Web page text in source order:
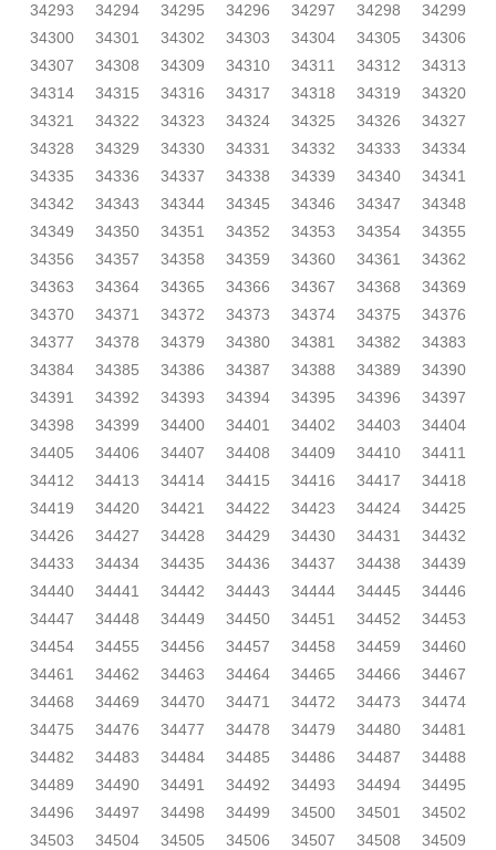
34293
34294 34295 34296 34297 34298
34299
34300
34301 34302 34303 34304 34305
34306
34307
34308 34309 34310 34311 34312
34313
34314
34315 34316 34317 34318 34319
34320
34321
34322 34323 34324 34325 34326
34327
34328
34329 34330 34331 34332 34333
34334
34335
34336 34337 34338 34339 34340
34341
34342
34343 34344 34345 34346 34347
34348
34349
34350 34351 34352 34353 34354
34355
34356
34357 34358 34359 34360 34361
34362
34363
34364 34365 34366 34367 34368
34369
34370
34371 34372 34373 34374 34375
34376
34377
34378 34379 34380 34381 34382
34383
34384
34385 34386 34387 34388 34389
34390
34391
34392 34393 34394 34395 34396
34397
34398
34399 34400 34401 34402 34403
34404
34405
34406 34407 34408 34409 34410
34411
34412
34413 34414 34415 34416 34417
34418
34419
34420 34421 34422 34423 34424
34425
34426
34427 34428 34429 34430 34431
34432
34433
34434 34435 34436 34437 34438
34439
34440
34441 34442 34443 34444 34445
34446
34447
34448 34449 34450 34451 34452
34453
34454
34455 34456 34457 34458 34459
34460
34461
34462 34463 34464 34465 34466
34467
34468
34469 34470 34471 34472 34473
34474
34475
34476 34477 34478 34479 34480
34481
34482
34483 34484 34485 34486 34487
34488
34489
34490 34491 34492 34493 34494
34495
34496
34497 34498 34499 34500 34501
34502
34503
34504 34505 34506 34507 34508
34509